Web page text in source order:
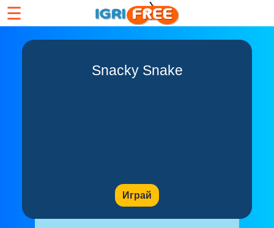
☰
Snacky Snake
Играй